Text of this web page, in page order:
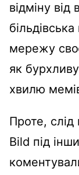
відміну
мережу
як
хвилю
Проте, слід
Bild під